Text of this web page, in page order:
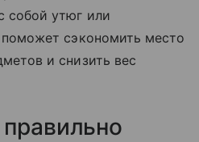
собой утюг или
сэкономить место
и снизить вес